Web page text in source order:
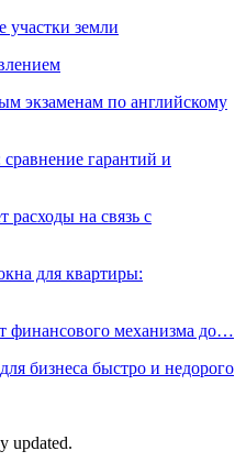
участки земли
экзаменам по английскому
гарантий и
расходы на связь с
для квартиры:
финансового механизма до…
бизнеса быстро и недорого
updated.